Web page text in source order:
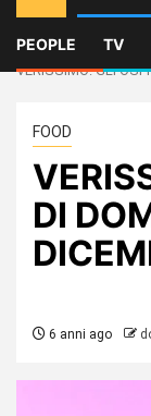
PEOPLE TV
Home
FOOD
VERISSIMO: GLI
FOOD
DI
6 anni ago